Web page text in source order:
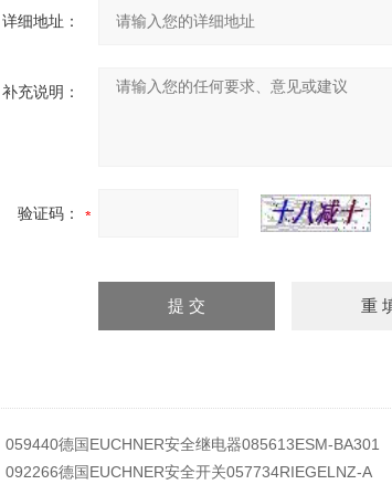
详细地址：
补充说明：
验证码：
059440德国EUCHNER安全继电器085613ESM-BA301
092266德国EUCHNER安全开关057734RIEGELNZ-A